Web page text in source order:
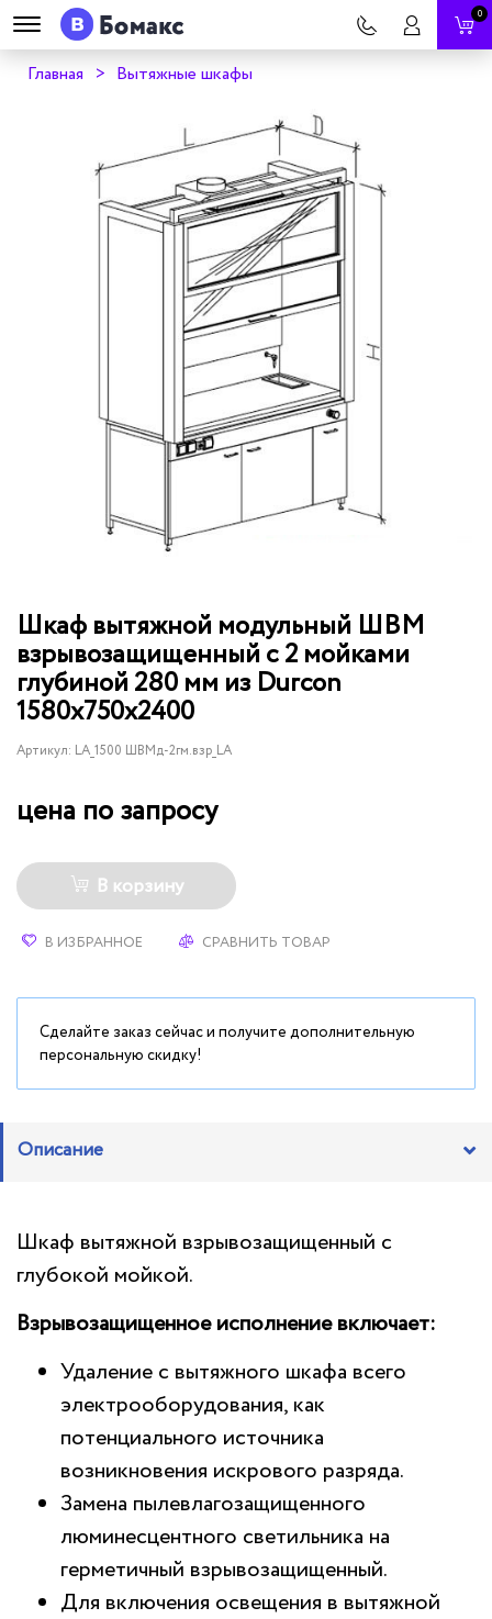
0
Главная Вытяжные шкафы
Шкаф вытяжной модульный ШВМ
взрывозащищенный с 2 мойками
глубиной 280 мм из Durcon
1580х750х2400
Артикул: LA_1500 ШВМд-2гм.взр_LA
цена по запросу
В корзину
В ИЗБРАННОЕ СРАВНИТЬ ТОВАР
Сделайте заказ сейчас и получите дополнительную
персональную скидку!
Описание
Шкаф вытяжной взрывозащищенный с
глубокой мойкой.
Взрывозащищенное исполнение включает:
Удаление с вытяжного шкафа всего
электрооборудования, как
потенциального источника
возникновения искрового разряда.
Замена пылевлагозащищенного
люминесцентного светильника на
герметичный взрывозащищенный.
Для включения освещения в вытяжной